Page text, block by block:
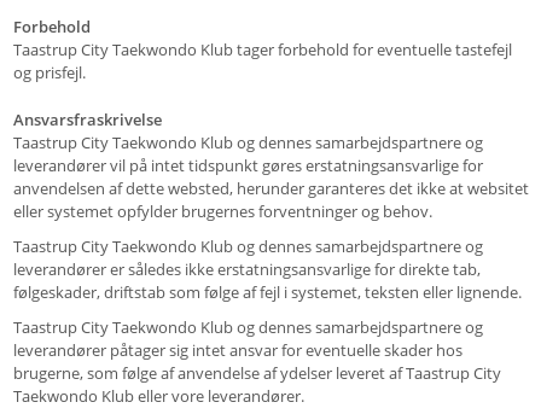
Forbehold
Taastrup City Taekwondo Klub tager forbehold for eventuelle tastefejl
og prisfejl.
Ansvarsfraskrivelse
Taastrup City Taekwondo Klub og dennes samarbejdspartnere og
leverandører vil på intet tidspunkt gøres erstatningsansvarlige for
anvendelsen af dette websted, herunder garanteres det ikke at websitet
eller systemet opfylder brugernes forventninger og behov.
Taastrup City Taekwondo Klub og dennes samarbejdspartnere og
leverandører er således ikke erstatningsansvarlige for direkte tab,
følgeskader, driftstab som følge af fejl i systemet, teksten eller lignende.
Taastrup City Taekwondo Klub og dennes samarbejdspartnere og
leverandører påtager sig intet ansvar for eventuelle skader hos
brugerne, som følge af anvendelse af ydelser leveret af Taastrup City
Taekwondo Klub eller vore leverandører.